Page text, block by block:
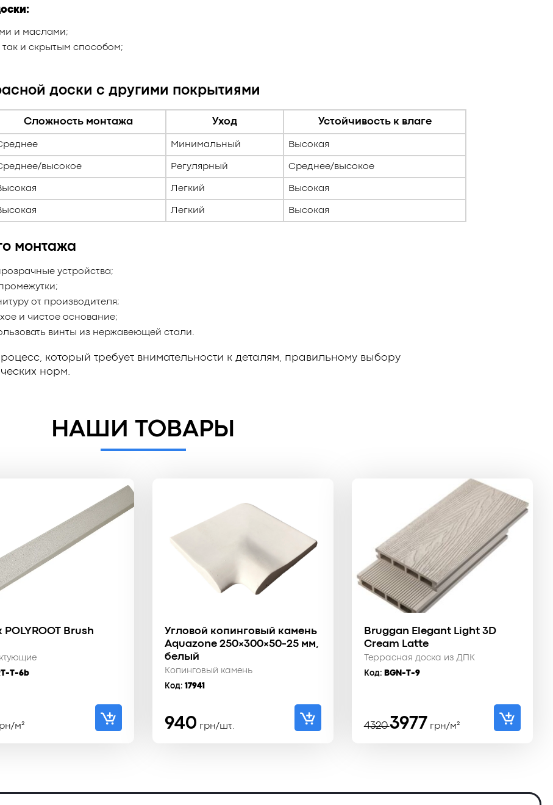
и маслами;
и скрытым способом;
доски с другими покрытиями
Сложность монтажа Уход Устойчивость к влаге
Минимальный Высокая
высокое Регулярный Среднее/высокое
Легкий Высокая
Легкий Высокая
монтажа
устройства;
от производителя;
и чистое основание;
винты из нержавеющей стали.
который требует внимательности к деталям, правильному выбору
норм.
НАШИ ТОВАРЫ
POLYROOT Brush
T-6b
м²
Угловой копинговый камень
Aquazone 250×300×50-25 мм,
белый
Копинговый камень
Код: 17941
940 грн/шт.
Bruggan Elegant Light 3D
Cream Latte
Террасная доска из ДПК
Код: BGN-T-9
4320
Первоначальная
3977
Текущаягрн/м²